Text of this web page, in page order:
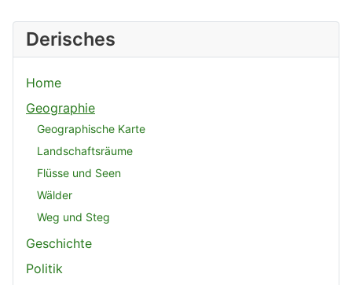
Derisches
Home
Geographie
Geographische Karte
Landschaftsräume
Flüsse und Seen
Wälder
Weg und Steg
Geschichte
Politik